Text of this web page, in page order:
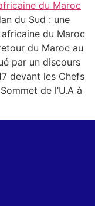
du Maroc au
par un discours
devant les Chefs
de l’U.A à